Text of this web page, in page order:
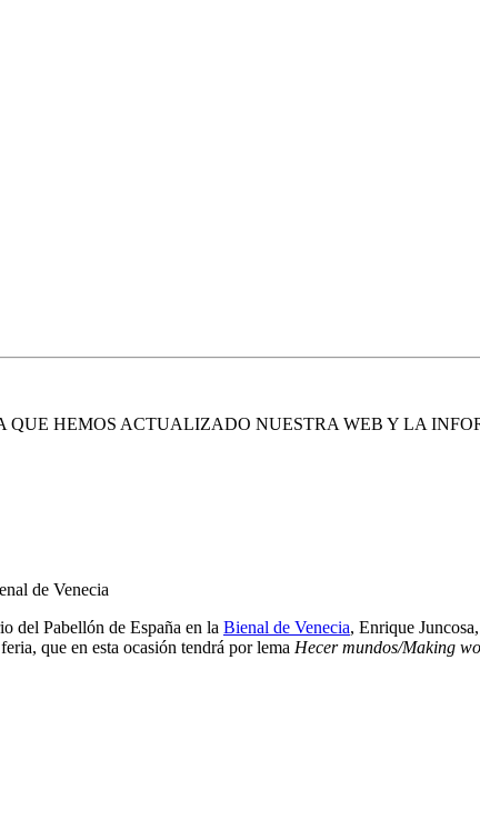
HEMOS ACTUALIZADO NUESTRA WEB Y LA
de Venecia
del Pabellón de España en la Bienal de Venecia, Enrique
que en esta ocasión tendrá por lema Hecer mundos/Making